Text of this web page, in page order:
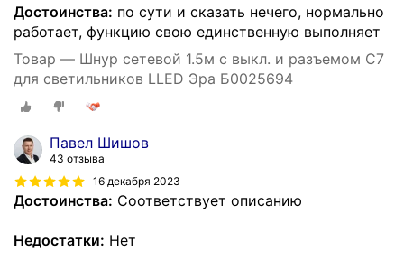
Достоинства: по сути и сказать нечего, нормально
работает, функцию свою единственную выполняет
Товар — Шнур сетевой 1.5м с выкл. и разъемом C7
для светильников LLED Эра Б0025694
Павел Шишов
43 отзыва
16 декабря 2023
Достоинства: Соответствует описанию
Недостатки: Нет